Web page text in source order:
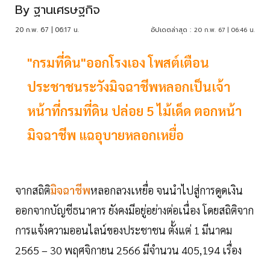
By ฐานเศรษฐกิจ
20 ก.พ. 67 | 06:17 น. อัปเดตล่าสุด : 20 ก.พ. 67 | 06:46 น.
"กรมที่ดิน"ออกโรงเอง โพสต์เตือน
ประชาชนระวังมิจฉาชีพหลอกเป็นเจ้า
หน้าที่กรมที่ดิน ปล่อย 5 ไม้เด็ด ตอกหน้า
มิจฉาชีพ แฉอุบายหลอกเหยื่อ
จากสถิติมิจฉาชีพหลอกลวงเหยื่อ จนนำไปสู่การดูดเงิน
ออกจากบัญชีธนาคาร ยังคงมีอยู่อย่างต่อเนื่อง โดยสถิติจาก
การแจ้งความออนไลน์ของประชาชน ตั้งแต่ 1 มีนาคม
2565 – 30 พฤศจิกายน 2566 มีจำนวน 405,194 เรื่อง